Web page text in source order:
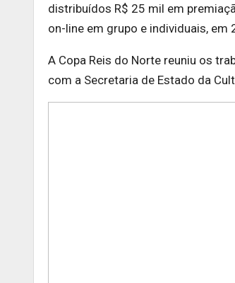
distribuídos R$ 25 mil em
on-line em grupo e individuais, em
A Copa Reis do Norte reuniu os
com a Secretaria de Estado da